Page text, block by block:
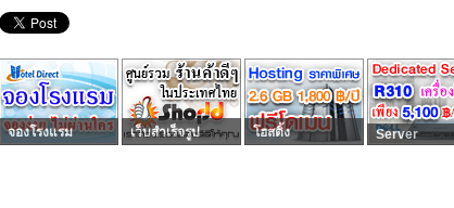
จองโรงแรม เว็บสำเร็จรูป โฮสติ้ง Server